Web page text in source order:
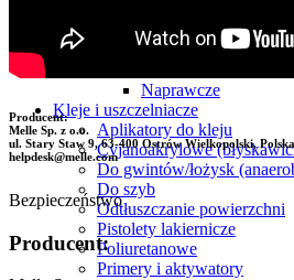
Inne
Izolacyjne
Naprawcze
Kleje i uszczelniacze
Aplikatory do kleju
Cyjanoakrylowe
Do gwintów/łożysk
Do szyb
Odtłuszczanie powierzchni
Pistolety lakiernicze
Poliuretanowe
Primery i aktywatory
Producent:
Melle Sp. z o.o.
ul. Stary Staw 9, 63-400 Ostrów Wielkopolski, Polska​
helpdesk@melle.com
Bezpieczeństwo
Producent: